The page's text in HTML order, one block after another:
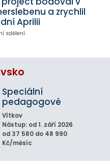
a zrychlil
Aprilii
sdělení
Speciální
pedagogové
Vítkov
Nástup: od 1. září 2026
od 37 580 do 48 990
Kč/měsíc